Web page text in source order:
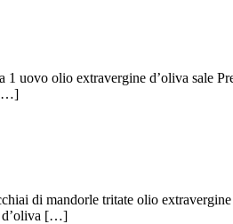
uovo olio extravergine d’oliva sale
[…]
di mandorle tritate olio
d’oliva […]